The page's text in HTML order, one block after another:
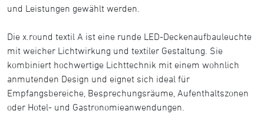
und Leistungen gewählt werden.
Die x.round textil A ist eine runde LED-Deckenaufbauleuchte
mit weicher Lichtwirkung und textiler Gestaltung. Sie
kombiniert hochwertige Lichttechnik mit einem wohnlich
anmutenden Design und eignet sich ideal für
Empfangsbereiche, Besprechungsräume, Aufenthaltszonen
oder Hotel- und Gastronomieanwendungen.